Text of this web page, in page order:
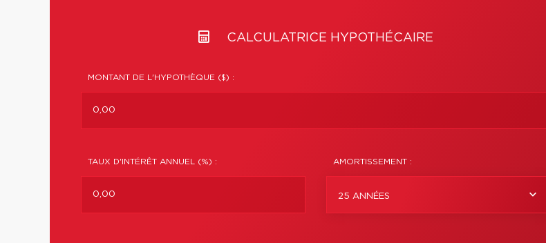
CALCULATRICE HYPOTHÉCAIRE
MONTANT DE L'HYPOTHÈQUE ($) :
TAUX D'INTÉRÊT ANNUEL (%) : AMORTISSEMENT :
25 ANNÉES